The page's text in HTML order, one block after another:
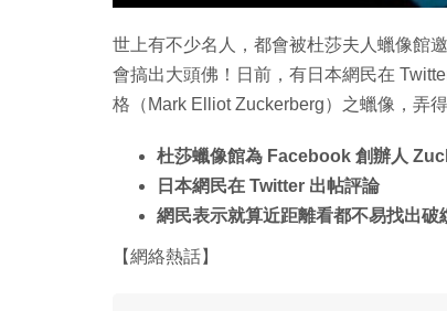
世上有不少名人，都會被杜莎夫人蠟像館
會搞出大頭佛！日前，有日本網民在
格（Mark Elliot Zuckerberg）之蠟像，弄
杜莎蠟像館為 Facebook 創辦人
日本網民在 Twitter 出帖評論
網民表示就算近距離看都不易找出破
【網絡熱話】